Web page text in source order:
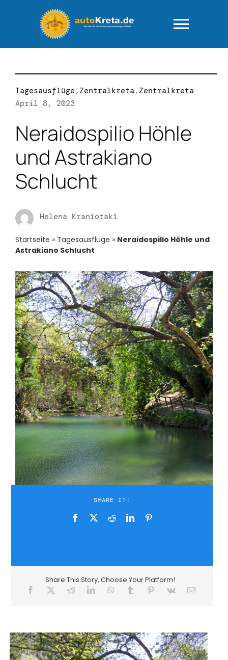
AGB –
Kontakt
Persönliche
Das Team
Tagesausflüge , Zentralkreta , Zentralkreta
April 8, 2023
Neraidospilio Höhle
und Astrakiano
Schlucht
Helena Kraniotaki
Startseite » Tagesausflüge » Neraidospilio Höhle und
Astrakiano Schlucht
SHARE IT!
Share This Story, Choose Your Platform!